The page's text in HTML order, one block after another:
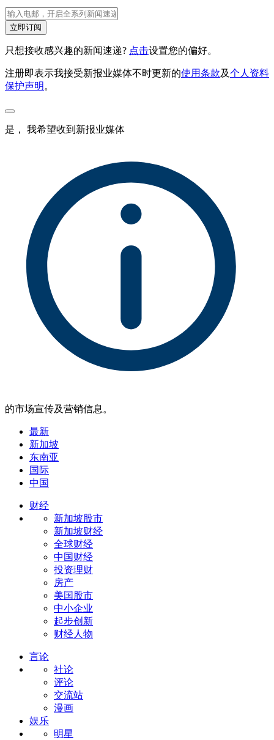
立即订阅
只想接收感兴趣的新闻速递? 点击设置您的偏好。
注册即表示我接受新报业媒体不时更新的使用条款及个人资料
保护声明。
是， 我希望收到新报业媒体
的市场宣传及营销信息。
最新
新加坡
东南亚
国际
中国
财经
新加坡股市
新加坡财经
全球财经
中国财经
投资理财
房产
美国股市
中小企业
起步创新
财经人物
言论
社论
评论
交流站
漫画
娱乐
明星